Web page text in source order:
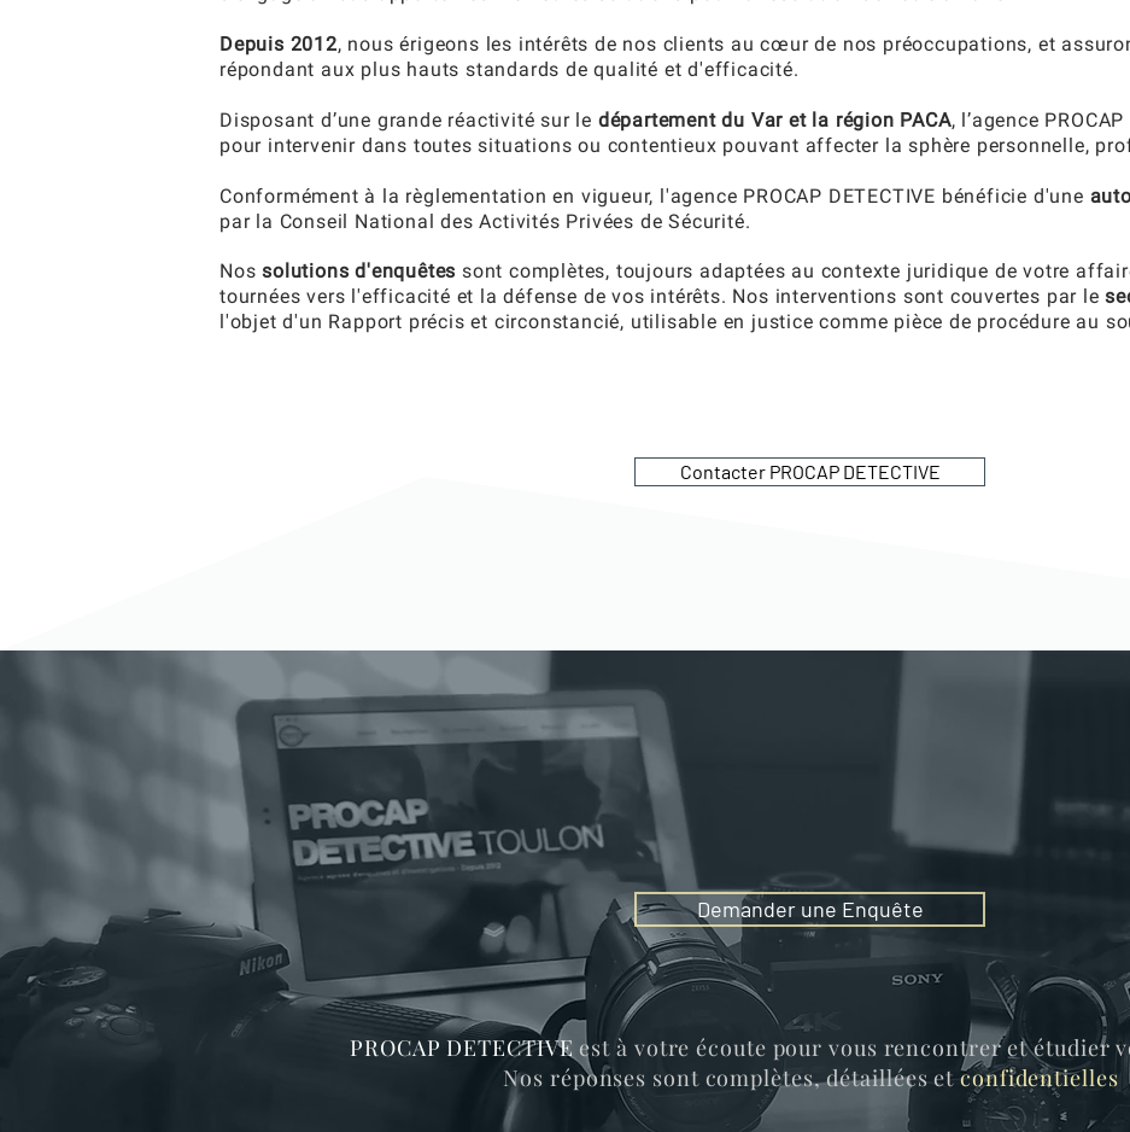
Depuis 2012, nous érigeons les intérêts de nos clients au cœur de nos préoccupations, et
répondant aux plus hauts standards de qualité et d'efficacité.
Disposant d’une grande réactivité sur le département du Var et la région PACA, l’agence
pour intervenir dans toutes situations ou contentieux pouvant affecter la sphère personnelle,
Conformément à la règlementation en vigueur, l'agence PROCAP DETECTIVE bénéficie d'une
par la Conseil National des Activités Privées de Sécurité.
Nossolutions d'enquêtes sont complètes, toujours adaptées au contexte juridique de votre
tournées vers l'efficacité et la défense de vos intérêts. Nos interventions sont couvertes par le
l'objet d'un Rapport précis et circonstancié, utilisable en justice comme pièce de procédure au
Contacter PROCAP DETECTIVE
Demander une Enquête
PROCAP DETECTIVE est à votre écoute pour vous rencontrer et étudier
Nos réponses sont complètes, détaillées etconfidentielles